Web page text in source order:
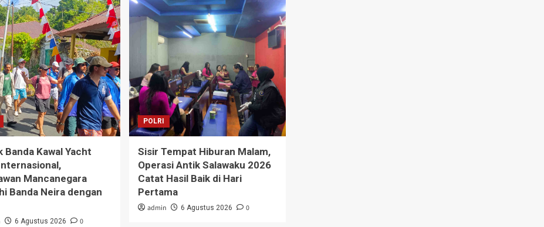
Banda Kawal Yacht
Mancanegara
Banda Neira dengan
6 Agustus 2026 0
POLRI
Sisir Tempat Hiburan Malam,
Operasi Antik Salawaku 2026
Catat Hasil Baik di Hari
Pertama
admin 6 Agustus 2026 0